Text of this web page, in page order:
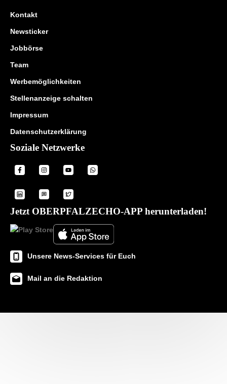
Kontakt
Newsticker
Jobbörse
Team
Werbemöglichkeiten
Stellenanzeige schalten
Impressum
Datenschutzerklärung
Soziale Netzwerke
Jetzt OBERPFALZECHO-APP herunterladen!
Unsere News-Services für Euch
Mail an die Redaktion